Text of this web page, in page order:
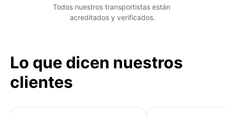
Todos nuestros transportistas están
acreditados y verificados.
Lo que dicen nuestros
clientes